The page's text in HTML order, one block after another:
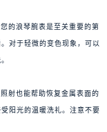
的浪琴腕表是至关重要的第
对于轻微的变色现象，可以
射也能帮助恢复金属表面的
阳光的温暖洗礼。注意不要